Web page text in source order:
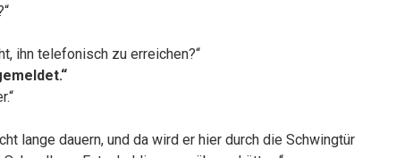
ihn telefonisch zu erreichen?“
lange dauern, und da wird er hier durch die Schwingtür